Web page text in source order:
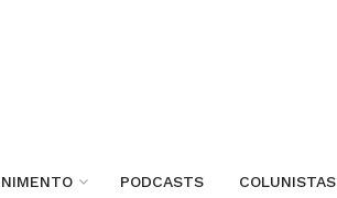
PODCASTS COLUNISTAS